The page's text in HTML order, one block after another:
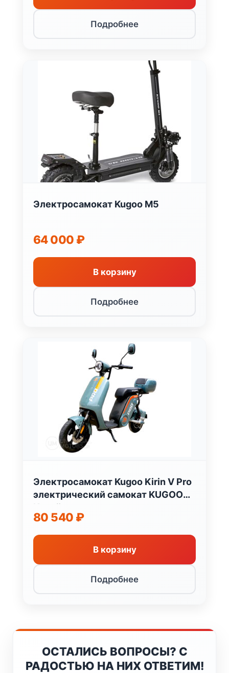
Подробнее
Электросамокат Kugoo M5
64 000 ₽
В корзину
Подробнее
Электросамокат Kugoo Kirin V Pro
электрический самокат KUGOO
Китай
80 540 ₽
В корзину
Подробнее
ОСТАЛИСЬ ВОПРОСЫ? С
РАДОСТЬЮ НА НИХ ОТВЕТИМ!